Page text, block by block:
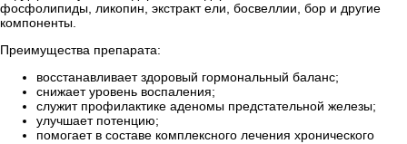
фосфолипиды, ликопин, экстракт ели, босвеллии, бор и другие
компоненты.
Преимущества препарата:
восстанавливает здоровый гормональный баланс;
снижает уровень воспаления;
служит профилактике аденомы предстательной железы;
улучшает потенцию;
помогает в составе комплексного лечения хронического